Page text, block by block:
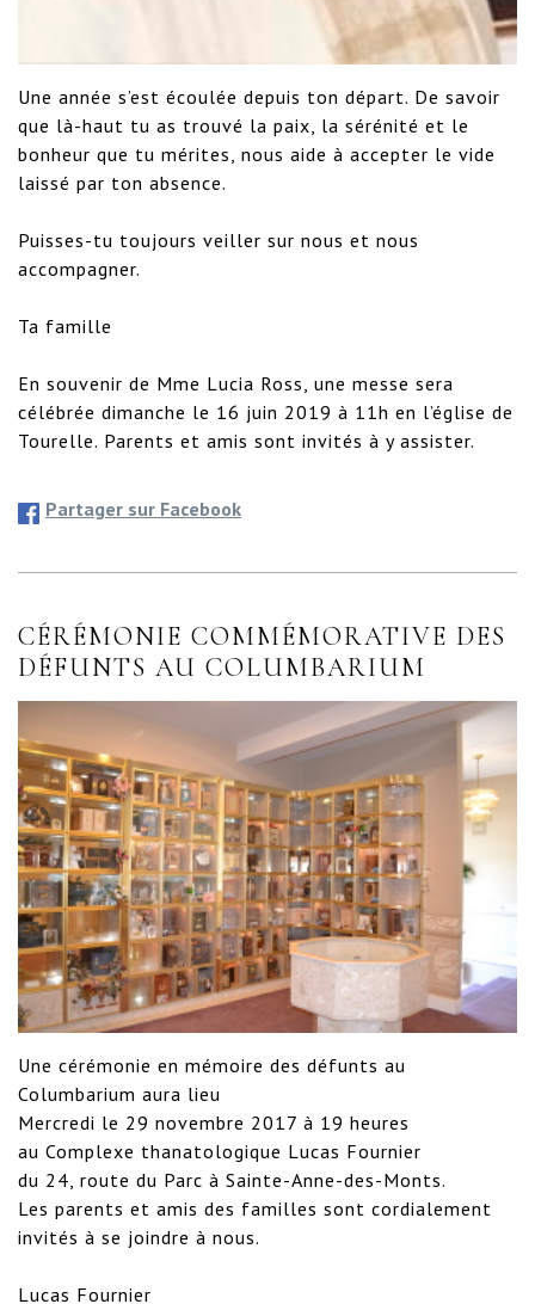
Une année s’est écoulée depuis ton départ. De savoir
que là-haut tu as trouvé la paix, la sérénité et le
bonheur que tu mérites, nous aide à accepter le vide
laissé par ton absence.
Puisses-tu toujours veiller sur nous et nous
accompagner.
Ta famille
En souvenir de Mme Lucia Ross, une messe sera
célébrée dimanche le 16 juin 2019 à 11h en l’église de
Tourelle. Parents et amis sont invités à y assister.
Partager sur Facebook
CÉRÉMONIE COMMÉMORATIVE DES
DÉFUNTS AU COLUMBARIUM
Une cérémonie en mémoire des défunts au
Columbarium aura lieu
Mercredi le 29 novembre 2017 à 19 heures
au Complexe thanatologique Lucas Fournier
du 24, route du Parc à Sainte-Anne-des-Monts.
Les parents et amis des familles sont cordialement
invités à se joindre à nous.
Lucas Fournier